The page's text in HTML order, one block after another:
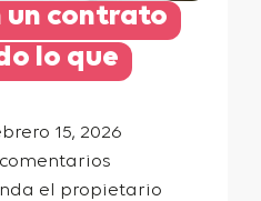
un contrato
lo que
15, 2026
el propietario